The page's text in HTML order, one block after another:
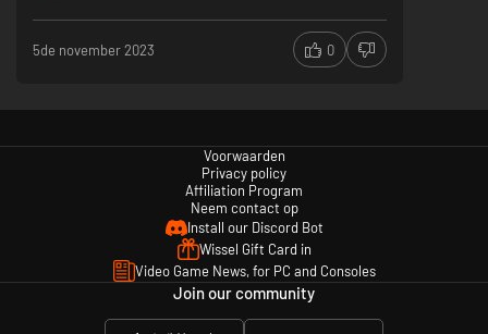
5de november 2023 0
Voorwaarden
Privacy policy
Affiliation Program
Neem contact op
Install our Discord Bot
Wissel Gift Card in
Video Game News, for PC and Consoles
Join our community